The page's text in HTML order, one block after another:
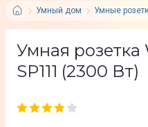
Умный дом Умные
Умная розетка
SP111 (2300 Вт)